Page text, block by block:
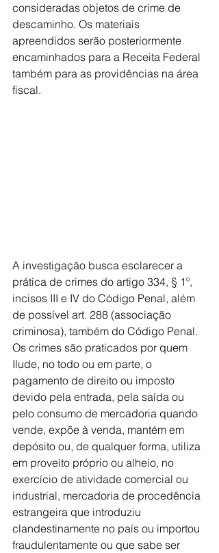
consideradas objetos de crime de
descaminho. Os materiais
apreendidos serão posteriormente
encaminhados para a Receita Federal
também para as providências na área
fiscal.
A investigação busca esclarecer a
prática de crimes do artigo 334, § 1º,
incisos III e IV do Código Penal, além
de possível art. 288 (associação
criminosa), também do Código Penal.
Os crimes são praticados por quem
Ilude, no todo ou em parte, o
pagamento de direito ou imposto
devido pela entrada, pela saída ou
pelo consumo de mercadoria quando
vende, expõe à venda, mantém em
depósito ou, de qualquer forma, utiliza
em proveito próprio ou alheio, no
exercício de atividade comercial ou
industrial, mercadoria de procedência
estrangeira que introduziu
clandestinamente no país ou importou
fraudulentamente ou que sabe ser